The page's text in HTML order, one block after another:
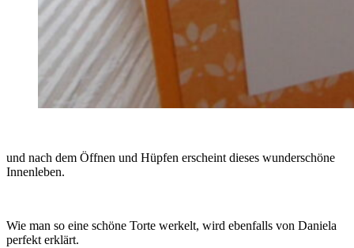
und nach dem Öffnen und Hüpfen erscheint dieses wunderschöne
Innenleben.
Wie man so eine schöne Torte werkelt, wird ebenfalls von Daniela
perfekt erklärt.